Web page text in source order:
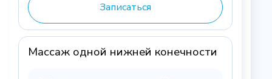
Записаться
Массаж одной нижней конечности